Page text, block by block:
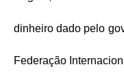
dinheiro dado pelo
Federação